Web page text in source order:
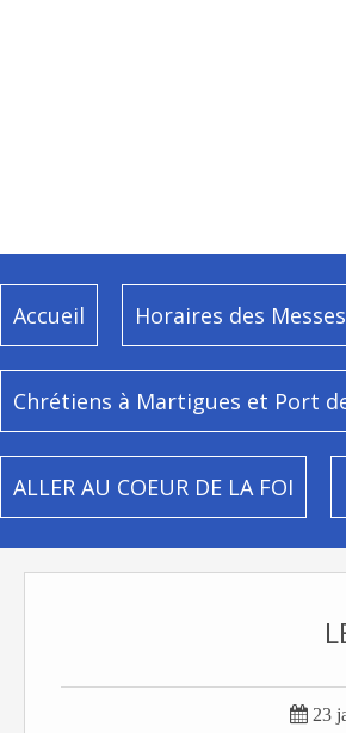
Accueil Horaires des Messes
Chrétiens à Martigues et Port
ALLER AU COEUR DE LA FOI
 23